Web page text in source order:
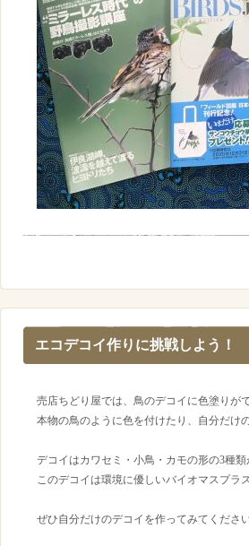
エコデコイ作りに挑戦しよう！
売店ちどり屋では、鳥のデコイに色塗りが
本物の鳥のように色を付けたり、自分だけ
デコイはカワセミ・小鳥・カモの形の3種類
このデコイは環境に優しいバイオマスプラ
ぜひ自分だけのデコイを作ってみてください